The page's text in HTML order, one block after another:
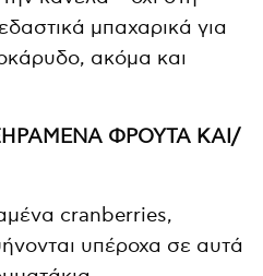
μπαχαρικά για
ακόμα και
ΦΡΟΥΤΑ ΚΑΙ/
cranberries,
υπέροχα σε αυτά